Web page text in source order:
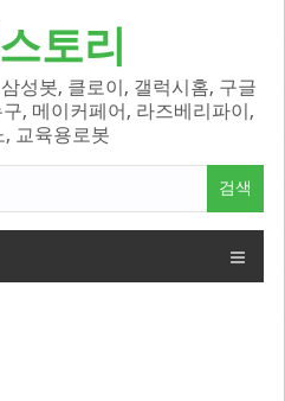
토리
성봇, 클로이, 갤럭시홈, 구글
, 메이커페어, 라즈베리파이,
, 교육용로봇